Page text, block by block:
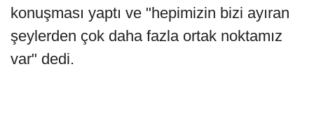
konuşması yaptı ve "hepimizin bizi ayıran
şeylerden çok daha fazla ortak noktamız
var" dedi.